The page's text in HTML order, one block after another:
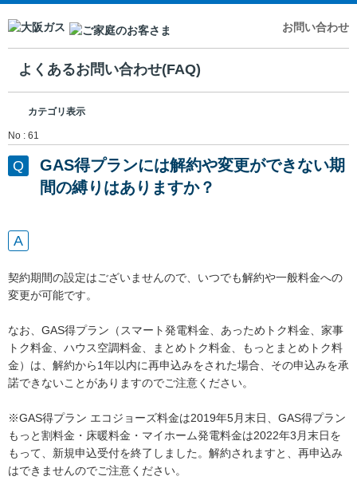
お問い合わせ
よくあるお問い合わせ(FAQ)
カテゴリ表示
No : 61
GAS得プランには解約や変更ができない期
間の縛りはありますか？
契約期間の設定はございませんので、いつでも解約や一般料金への
変更が可能です。
なお、GAS得プラン（スマート発電料金、あっためトク料金、家事
トク料金、ハウス空調料金、まとめトク料金、もっとまとめトク料
金）は、解約から1年以内に再申込みをされた場合、その申込みを承
諾できないことがありますのでご注意ください。
※GAS得プラン エコジョーズ料金は2019年5月末日、GAS得プラン
もっと割料金・床暖料金・マイホーム発電料金は2022年3月末日を
もって、新規申込受付を終了しました。解約されますと、再申込み
はできませんのでご注意ください。